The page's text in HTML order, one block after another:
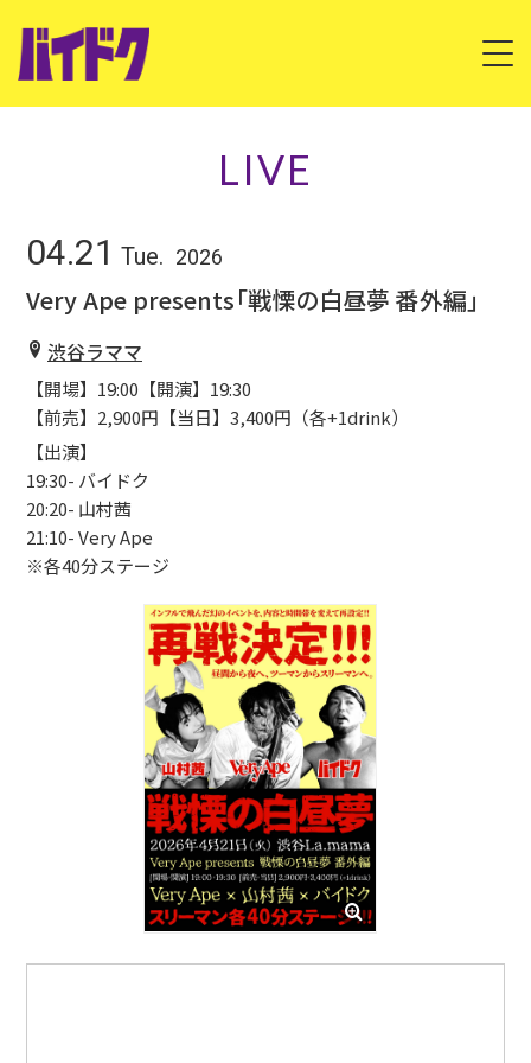
VIDEO
LIVE
04.21 Tue. 2026
Very Ape presents「戦慄の白昼夢 番外編」
渋谷ラママ
【開場】19:00【開演】19:30
【前売】2,900円【当日】3,400円（各+1drink）
【出演】
19:30- バイドク
20:20- 山村茜
21:10- Very Ape
※各40分ステージ